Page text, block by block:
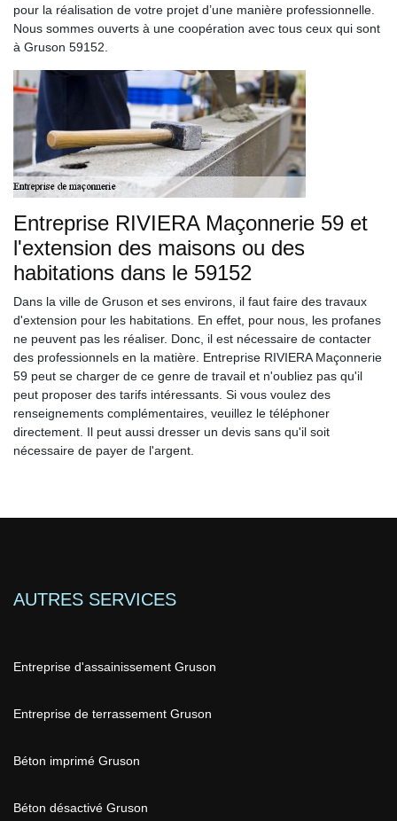
pour la réalisation de votre projet d’une manière professionnelle.
Nous sommes ouverts à une coopération avec tous ceux qui sont
à Gruson 59152.
Entreprise RIVIERA Maçonnerie 59 et
l'extension des maisons ou des
habitations dans le 59152
Dans la ville de Gruson et ses environs, il faut faire des travaux
d'extension pour les habitations. En effet, pour nous, les profanes
ne peuvent pas les réaliser. Donc, il est nécessaire de contacter
des professionnels en la matière. Entreprise RIVIERA Maçonnerie
59 peut se charger de ce genre de travail et n'oubliez pas qu'il
peut proposer des tarifs intéressants. Si vous voulez des
renseignements complémentaires, veuillez le téléphoner
directement. Il peut aussi dresser un devis sans qu'il soit
nécessaire de payer de l'argent.
AUTRES SERVICES
Entreprise d'assainissement Gruson
Entreprise de terrassement Gruson
Béton imprimé Gruson
Béton désactivé Gruson